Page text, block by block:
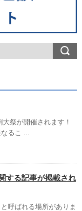
祭が開催されます！
るこ ...
する記事が掲載され
呼ばれる場所がありま